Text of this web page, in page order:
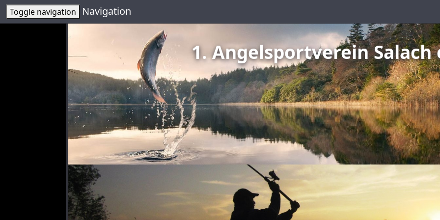
Toggle navigation Navigation
1. Angelsportverein Salach